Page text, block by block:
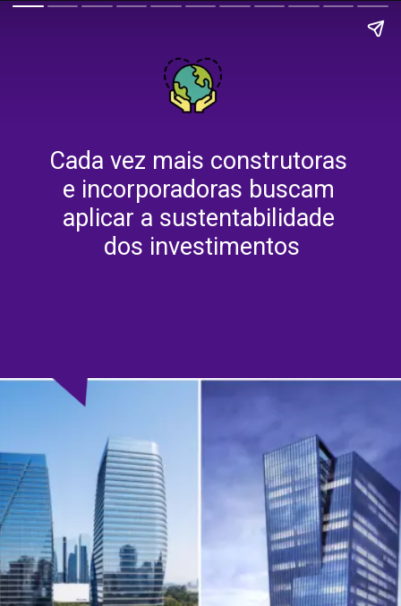
Cada vez mais construtoras
e incorporadoras buscam
aplicar a sustentabilidade
dos investimentos